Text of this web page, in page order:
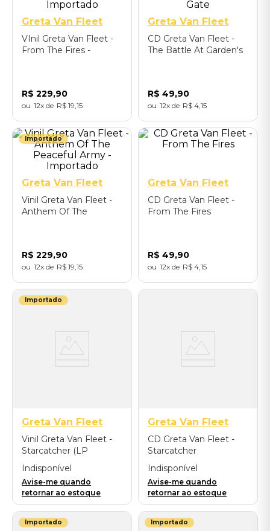
Greta Van Fleet
VInil Greta Van Fleet -
From The Fires -
R$ 229,90
12 R$ 19 15
Greta Van Fleet
CD Greta Van Fleet -
The Battle At Garden's
R$ 49,90
12 R$ 4 15
Importado
Greta Van Fleet
Vinil Greta Van Fleet -
Anthem Of The
R$ 229,90
12 R$ 19 15
Greta Van Fleet
CD Greta Van Fleet -
From The Fires
R$ 49,90
12 R$ 4 15
Importado
Greta Van Fleet
Vinil Greta Van Fleet -
Starcatcher (LP
Standard) - Importado
Indisponível
Avise-me quando
retornar ao estoque
Greta Van Fleet
CD Greta Van Fleet -
Starcatcher
Indisponível
Avise-me quando
retornar ao estoque
Importado Importado